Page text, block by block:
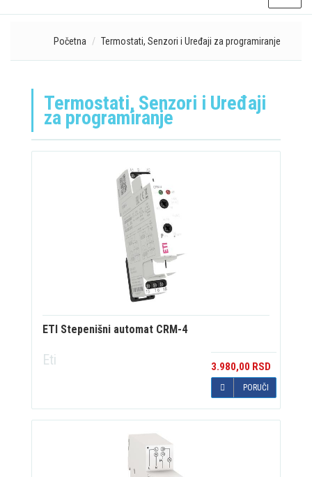
Početna Termostati, Senzori i Uređaji za programiranje
Termostati, Senzori i Uređaji
za programiranje
ETI Stepenišni automat CRM-4
Eti 3.980,00 RSD
PORUČI